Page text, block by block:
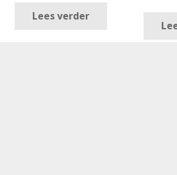
Lees verder